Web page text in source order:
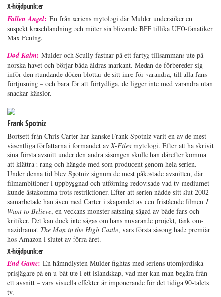
X-höjdpunkter
Fallen Angel: En från seriens mytologi där Mulder undersöker en
suspekt kraschlandning och möter sin blivande BFF tillika UFO-fanatiker
Max Fening.
Død Kalm: Mulder och Scully fastnar på ett fartyg tillsammans ute på
norska havet och börjar båda åldras markant. Medan de förbereder sig
inför den stundande döden blottar de sitt inre för varandra, till alla fans
förtjusning – och bara för att förtydliga, de ligger inte med varandra utan
snackar känslor.
Frank Spotniz
Bortsett från Chris Carter har kanske Frank Spotniz varit en av de mest
väsentliga författarna i formandet avX-Files mytologi. Efter att ha skrivit
sina första avsnitt under den andra säsongen skulle han därefter komma
att klättra i rang och hängde med som producent genom hela serien.
Under denna tid blev Spotniz signum de mest påkostade avsnitten, där
filmambitioner i uppbyggnad och utförning redovisade vad tv-mediumet
kunde åstakomma trots restriktioner. Efter att serien nådde sitt slut 2002
samarbetade han även med Carter i skapandet av den fristående filmen I
Want to Believe, en veckans monster satsning sågad av både fans och
kritiker. Det kan dock inte sägas om hans nuvarande projekt, tänk om-
nazidramat The Man in the High Castle, vars första säsong hade premiär
hos Amazon i slutet av förra året.
X-höjdpunkter
End Game: En hämndlysten Mulder fightas med seriens utomjordiska
prisjägare på en u-båt ute i ett islandskap, vad mer kan man begära från
ett avsnitt – vars visuella effekter är imponerande för det tidiga 90-talets
tv.